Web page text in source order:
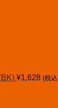
¥1,628 (税